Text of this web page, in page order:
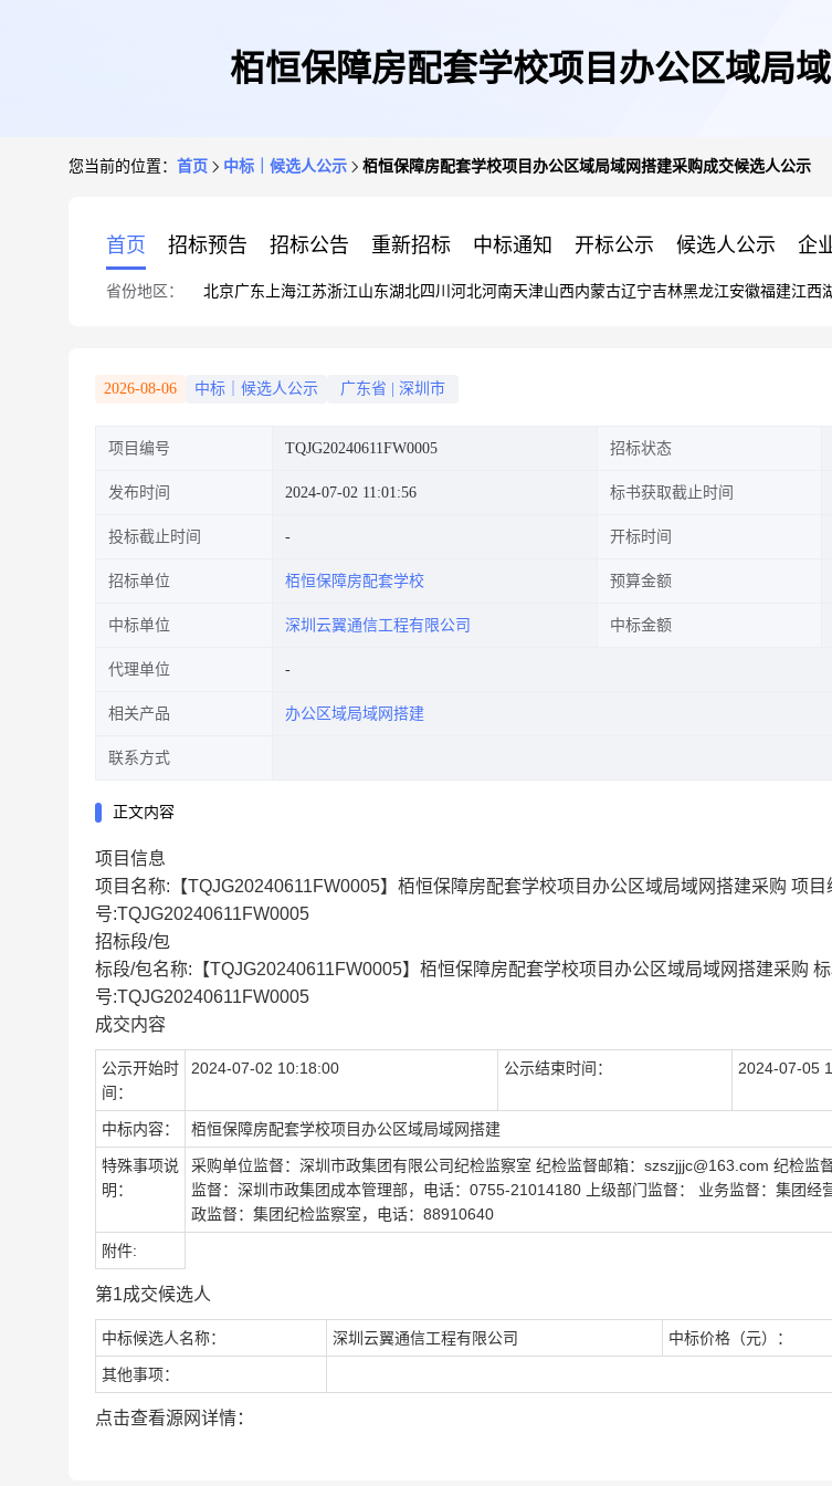
栢恒保障房配套学校项目办公区域局
您当前的位置： 首页 中标｜候选人公示 栢恒保障房配套学校项目办公区域局域网搭建采购成交候选人公示
首页 招标预告 招标公告 重新招标 中标通知 开标公示 候选人公示 企
省份地区： 北京广东 上海江苏浙江山东湖北四川 河北河南天津山西内蒙古辽宁吉林黑龙江安徽福建江西
2026-08-06 中标｜候选人公示 广东省 深圳市
项目编号 TQJG20240611FW0005 招标状态
发布时间 2024-07-02 11:01:56 标书获取截止时间
投标截止时间 开标时间
招标单位 栢恒保障房配套学校 预算金额
中标单位 深圳云翼通信工程有限公司 中标金额
代理单位
相关产品 办公区域局域网搭建
联系方式
正文内容
项目信息
项目名称:【TQJG20240611FW0005】栢恒保障房配套学校项目办公区域局域网搭建采购 项目
号:TQJG20240611FW0005
招标段/包
标段/包名称:【TQJG20240611FW0005】栢恒保障房配套学校项目办公区域局域网搭建采购
号:TQJG20240611FW0005
成交内容
公示开始时
间：
2024-07-02 10:18:00 公示结束时间： 2024-07-05
中标内容： 栢恒保障房配套学校项目办公区域局域网搭建
特殊事项说
明：
采购单位监督：深圳市政集团有限公司纪检监察室 纪检监督邮箱：szszjjjc@163.com 纪检监
监督：深圳市政集团成本管理部，电话：0755-21014180 上级部门监督： 业务监督：集团经
政监督：集团纪检监察室，电话：88910640
附件:
第1成交候选人
中标候选人名称： 深圳云翼通信工程有限公司 中标价格（元）：
其他事项：
点击查看源网详情：